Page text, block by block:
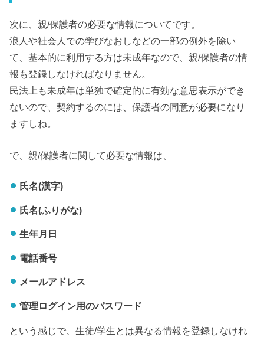
次に、親/保護者の必要な情報についてです。
浪人や社会人での学びなおしなどの一部の例外を除い
て、基本的に利用する方は未成年なので、親/保護者の情
報も登録しなければなりません。
民法上も未成年は単独で確定的に有効な意思表示ができ
ないので、契約するのには、保護者の同意が必要になり
ますしね。
で、親/保護者に関して必要な情報は、
氏名(漢字)
氏名(ふりがな)
生年月日
電話番号
メールアドレス
管理ログイン用のパスワード
という感じで、生徒/学生とは異なる情報を登録しなけれ